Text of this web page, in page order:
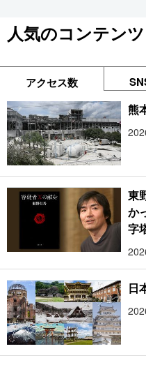
人気のコンテンツ
アクセス数
熊
東
か
字
日